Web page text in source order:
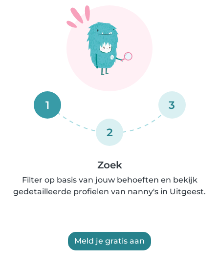
1
2
3
Zoek
Filter op basis van jouw behoeften en bekijk
gedetailleerde profielen van nanny's in Uitgeest.
Meld je gratis aan